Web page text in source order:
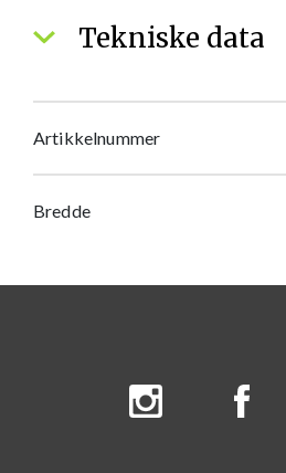
Tekniske data
Artikkelnummer
Bredde